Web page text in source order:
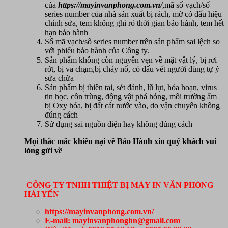
của https://mayinvanphong.com.vn/,mã số vạch/số
series number của nhà sản xuất bị rách, mờ có dấu hiệu
chỉnh sửa, tem không ghi rỏ thời gian bảo hành, tem hết
hạn bảo hành
Số mã vạch/số series number trên sản phẩm sai lệch so
với phiếu bảo hành của Công ty.
Sản phẩm không còn nguyên vẹn về mặt vật lý, bị rơi
rớt, bị va chạm,bị cháy nổ, có dấu vết người dùng tự ý
sửa chữa
Sản phẩm bị thiên tai, sét đánh, lũ lụt, hỏa hoạn, virus
tin học, côn trùng, động vật phá hỏng, môi trường ẩm
bị Oxy hóa, bị đất cát nước vào, do vận chuyển không
đúng cách
Sử dụng sai nguồn điện hay không đúng cách
Mọi thắc mắc khiếu nại về Bảo Hành xin quý khách vui
lòng gửi về
CÔNG TY TNHH THIỆT BỊ MÁY IN VĂN PHÒNG
HẢI YẾN
https://mayinvanphong.com.vn/
E-mail: mayinvanphonghn@gmail.com